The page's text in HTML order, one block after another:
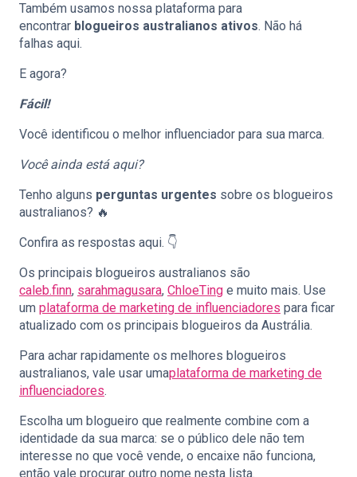
Também usamos nossa plataforma para
encontrar blogueiros australianos ativos. Não há
falhas aqui.
E agora?
Fácil!
Você identificou o melhor influenciador para sua marca.
Você ainda está aqui?
Tenho alguns perguntas urgentes sobre os blogueiros
australianos? 🔥
Confira as respostas aqui. 👇
Os principais blogueiros australianos são
caleb.finn, sarahmagusara, ChloeTing e muito mais. Use
um plataforma de marketing de influenciadores para ficar
atualizado com os principais blogueiros da Austrália.
Para achar rapidamente os melhores blogueiros
australianos, vale usar umaplataforma de marketing de
influenciadores.
Escolha um blogueiro que realmente combine com a
identidade da sua marca: se o público dele não tem
interesse no que você vende, o encaixe não funciona,
então vale procurar outro nome nesta lista.